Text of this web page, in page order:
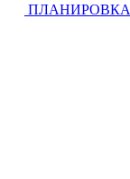
ПЛАНИРОВКА